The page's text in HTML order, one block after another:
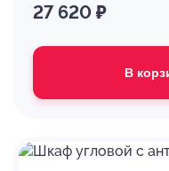
27 620 ₽
В